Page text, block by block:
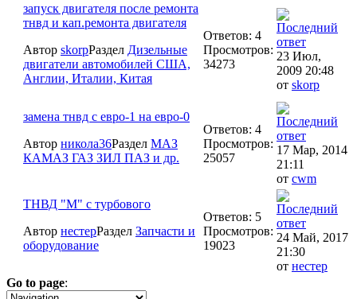
запуск двигателя после ремонта
тнвд и кап.ремонта двигателя
Автор skorpРаздел Дизельные
двигатели автомобилей США,
Англии, Италии, Китая
Ответов: 4
Просмотров:
34273
23 Июл,
2009 20:48
от skorp
замена тнвд с евро-1 на евро-0
Автор никола36Раздел МАЗ
КАМАЗ ГАЗ ЗИЛ ПАЗ и др.
Ответов: 4
Просмотров:
25057
17 Мар, 2014
21:11
от cwm
ТНВД "М" с турбового
Автор нестерРаздел Запчасти и
оборудование
Ответов: 5
Просмотров:
19023
24 Май, 2017
21:30
от нестер
Go to page: